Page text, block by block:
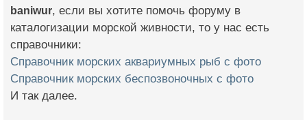
baniwur, если вы хотите помочь форуму в
каталогизации морской живности, то у нас есть
справочники:
Справочник морских аквариумных рыб с фото
Справочник морских беспозвоночных с фото
И так далее.